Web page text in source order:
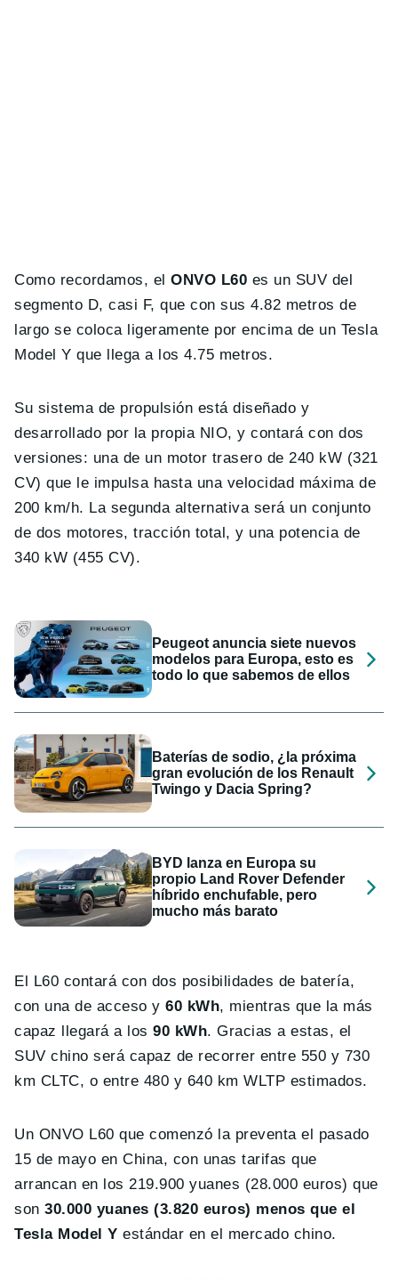
Como recordamos, elONVO L60 es un SUV del
segmento D, casi F, que con sus 4.82 metros de
largo se coloca ligeramente por encima de un Tesla
Model Y que llega a los 4.75 metros.
Su sistema de propulsión está diseñado y
desarrollado por la propia NIO, y contará con dos
versiones: una de un motor trasero de 240 kW (321
CV) que le impulsa hasta una velocidad máxima de
200 km/h. La segunda alternativa será un conjunto
de dos motores, tracción total, y una potencia de
340 kW (455 CV).
Peugeot anuncia siete nuevos
modelos para Europa, esto es
todo lo que sabemos de ellos
Baterías de sodio, ¿la próxima
gran evolución de los Renault
Twingo y Dacia Spring?
BYD lanza en Europa su
propio Land Rover Defender
híbrido enchufable, pero
mucho más barato
El L60 contará con dos posibilidades de batería,
con una de acceso y60 kWh, mientras que la más
capaz llegará a los90 kWh. Gracias a estas, el
SUV chino será capaz de recorrer entre 550 y 730
km CLTC, o entre 480 y 640 km WLTP estimados.
Un ONVO L60 que comenzó la preventa el pasado
15 de mayo en China, con unas tarifas que
arrancan en los 219.900 yuanes (28.000 euros) que
son30.000 yuanes (3.820 euros) menos que el
Tesla Model Y estándar en el mercado chino.